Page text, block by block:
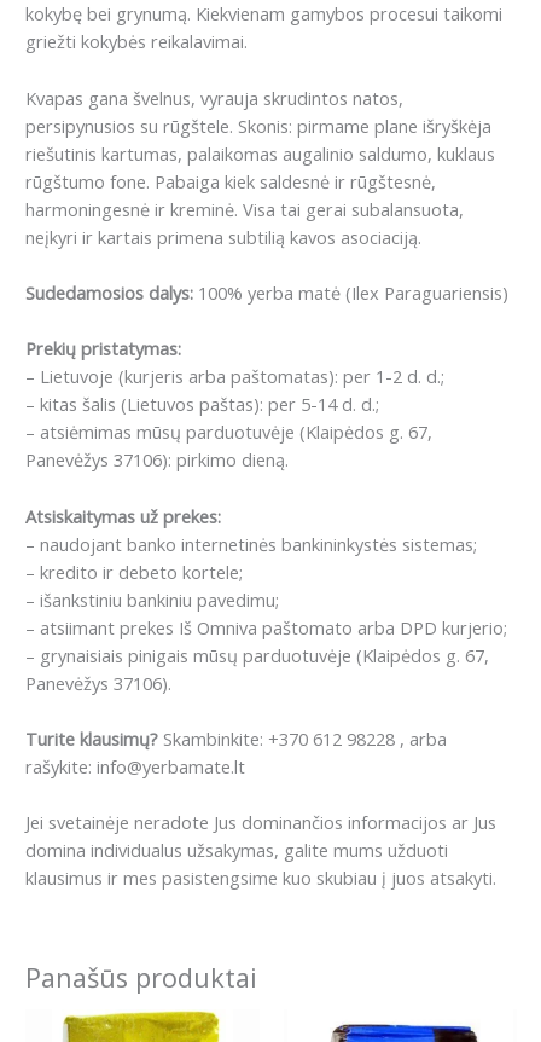
kokybę bei grynumą. Kiekvienam gamybos procesui taikomi
griežti kokybės reikalavimai.
Kvapas gana švelnus, vyrauja skrudintos natos,
persipynusios su rūgštele. Skonis: pirmame plane išryškėja
riešutinis kartumas, palaikomas augalinio saldumo, kuklaus
rūgštumo fone. Pabaiga kiek saldesnė ir rūgštesnė,
harmoningesnė ir kreminė. Visa tai gerai subalansuota,
neįkyri ir kartais primena subtilią kavos asociaciją.
Sudedamosios dalys: 100% yerba matė (Ilex Paraguariensis)
Prekių pristatymas:
– Lietuvoje (kurjeris arba paštomatas): per 1-2 d. d.;
– kitas šalis (Lietuvos paštas): per 5-14 d. d.;
– atsiėmimas mūsų parduotuvėje (Klaipėdos g. 67,
Panevėžys 37106): pirkimo dieną.
Atsiskaitymas už prekes:
– naudojant banko internetinės bankininkystės sistemas;
– kredito ir debeto kortele;
– išankstiniu bankiniu pavedimu;
– atsiimant prekes Iš Omniva paštomato arba DPD kurjerio;
– grynaisiais pinigais mūsų parduotuvėje (Klaipėdos g. 67,
Panevėžys 37106).
Turite klausimų? Skambinkite: +370 612 98228 , arba
rašykite: info@yerbamate.lt
Jei svetainėje neradote Jus dominančios informacijos ar Jus
domina individualus užsakymas, galite mums užduoti
klausimus ir mes pasistengsime kuo skubiau į juos atsakyti.
Panašūs produktai
This